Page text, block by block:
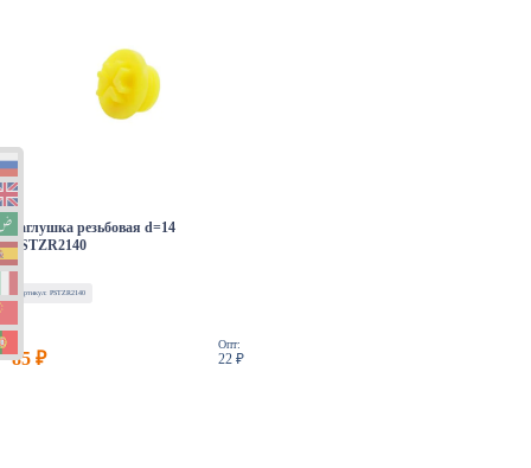
Заглушка резьбовая d=14
PSTZR2140
Артикул: PSTZR2140
85 ₽
Опт:
22 ₽